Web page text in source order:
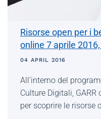
Risorse open per i
online 7 aprile
04 APRIL 2016
All’interno del
Culture Digitali,
per scoprire le risorse